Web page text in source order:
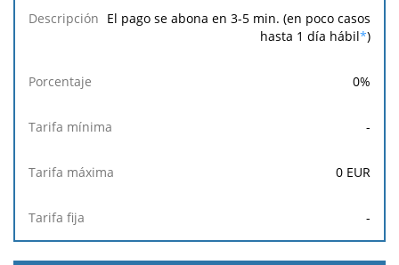
Descripción Porcentaje
Tarifa
mínima
Tarifa
máxima
El pago se abona en 3-5 min. (en poco casos
hasta 1 día hábil*)
0%
-
0 EUR
-